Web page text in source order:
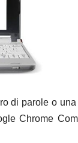
di parole o
Chrome